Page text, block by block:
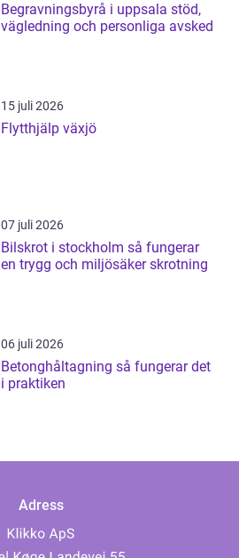
Begravningsbyrå i uppsala stöd,
vägledning och personliga avsked
15 juli 2026
Flytthjälp växjö
07 juli 2026
Bilskrot i stockholm så fungerar
en trygg och miljösäker skrotning
06 juli 2026
Betonghåltagning så fungerar det
i praktiken
Adress